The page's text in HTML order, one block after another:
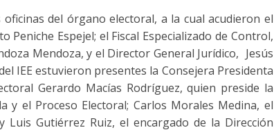
del órgano electoral, a la cual acudieron el
Peniche Espejel; el Fiscal Especializado de Control,
Mendoza, y el Director General Jurídico, Jesús
IEE estuvieron presentes la Consejera Presidenta
Gerardo Macías Rodríguez, quien preside la
y el Proceso Electoral; Carlos Morales Medina, el
Luis Gutiérrez Ruiz, el encargado de la Dirección